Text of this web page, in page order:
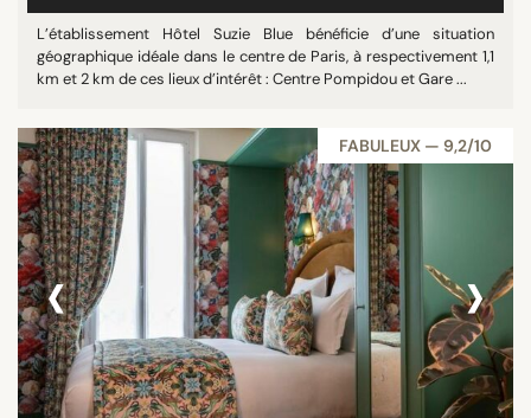
L’établissement Hôtel Suzie Blue bénéficie d’une situation
géographique idéale dans le centre de Paris, à respectivement 1,1
km et 2 km de ces lieux d’intérêt : Centre Pompidou et Gare ...
FABULEUX — 9,2/10
‹ ›